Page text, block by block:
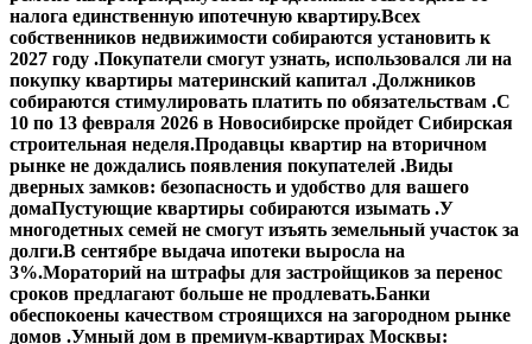
налога единственную ипотечную квартиру.Всех
собственников недвижимости собираются установить к
2027 году .Покупатели смогут узнать, использовался ли на
покупку квартиры материнский капитал .Должников
собираются стимулировать платить по обязательствам .С
10 по 13 февраля 2026 в Новосибирске пройдет Сибирская
строительная неделя.Продавцы квартир на вторичном
рынке не дождались появления покупателей .Виды
дверных замков: безопасность и удобство для вашего
домаПустующие квартиры собираются изымать .У
многодетных семей не смогут изъять земельный участок за
долги.В сентябре выдача ипотеки выросла на
3%.Мораторий на штрафы для застройщиков за перенос
сроков предлагают больше не продлевать.Банки
обеспокоены качеством строящихся на загородном рынке
домов .Умный дом в премиум-квартирах Москвы: